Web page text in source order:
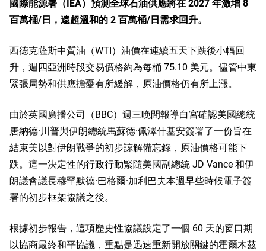
國際能源署（IEA）預測全球石油供應將在 2027 年激增 8
百萬桶/日，遠超溫和的 2 百萬桶/日需求回升。
西德克薩斯中質油（WTI）油價在連續五天下跌後小幅回
升，週四亞洲時段交易價格約為每桶 75.10 美元。儘管中東
緊張局勢和供應擔憂有所緩解，原油價格仍有所上漲。
由於英國廣播公司（BBC）週三晚間報導白宮確認美國總統
唐納德·川普與伊朗總統馬蘇德·佩澤什基安簽署了一份旨在
結束美以對伊朗戰爭的初步諒解備忘錄，原油價格可能下
跌。這一決定性的行政行動緊隨美國副總統 JD Vance 和伊
朗議會議長穆罕默德·巴格爾·加利巴夫本週早些時候電子簽
署的初步框架協議之後。
根據初步報告，這項歷史性協議設定了一個 60 天的窗口期
以協商最終和平協議，重點是迅速重新開放關鍵的霍爾木茲